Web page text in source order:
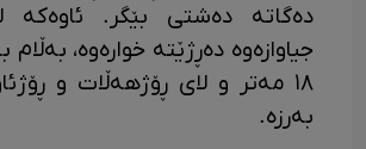
دەگاتە دەشتی بێگر. ئاوەکە
جیاوازەوە دەڕژێتە خوارەوە،
بەرزە.